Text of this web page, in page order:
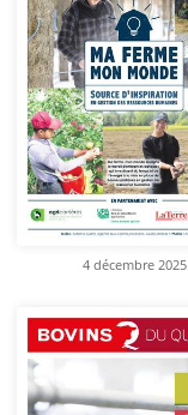
4 décembre 2025